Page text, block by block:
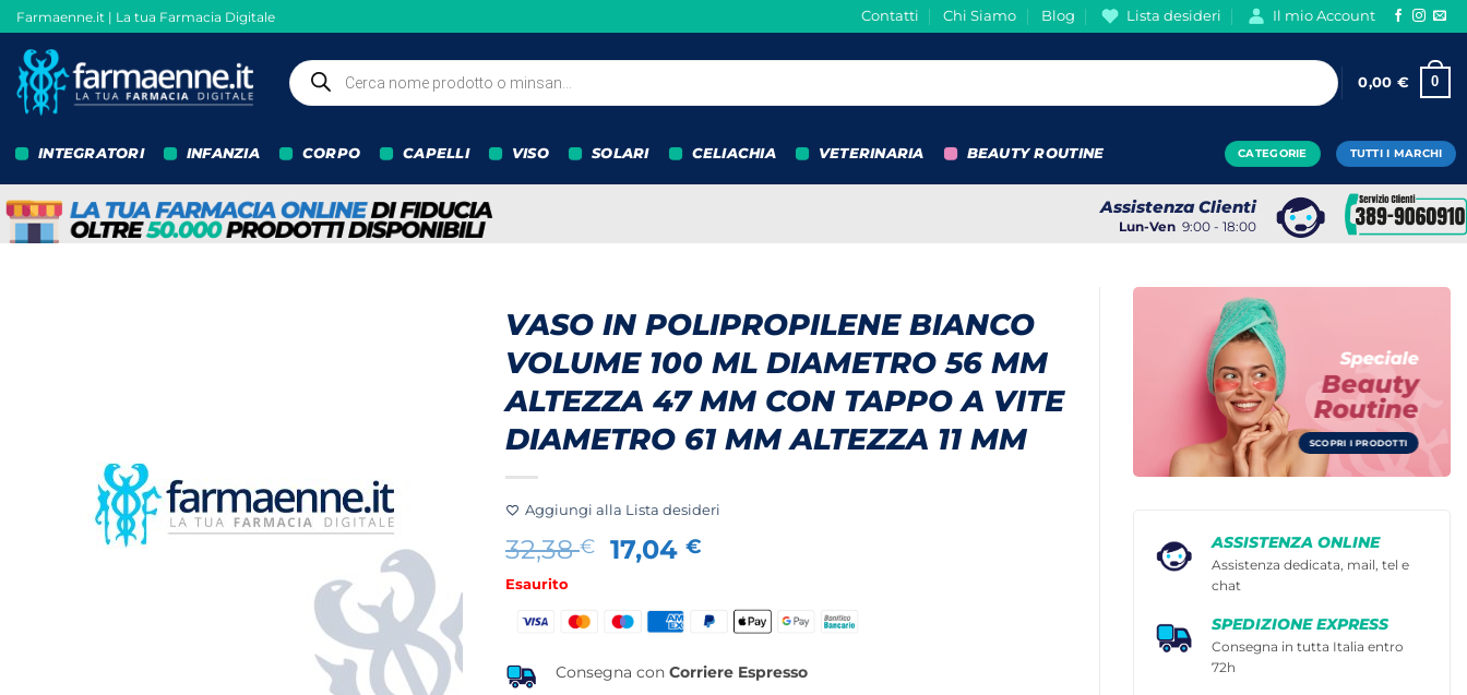
Salta
ai
contenuti
Farmaenne.it | La tua Farmacia Digitale Contatti Chi Siamo Blog Lista desideri Il mio Account
Ricerca
prodotti
0,00 € 0
INTEGRATORI INFANZIA CORPO CAPELLI VISO SOLARI CELIACHIA VETERINARIA BEAUTY ROUTINE CATEGORIE TUTTI I MARCHI
Assistenza Clienti
Lun-Ven 9:00 - 18:00
VASO IN POLIPROPILENE BIANCO
VOLUME 100 ML DIAMETRO 56 MM
ALTEZZA 47 MM CON TAPPO A VITE
DIAMETRO 61 MM ALTEZZA 11 MM
Aggiungi alla Lista desideri
32,38€
Il
era:
17,04€
attuale
è:
Esaurito
Consegna con Corriere Espresso
Speciale
Beauty
Routine
SCOPRI I PRODOTTI
ASSISTENZA ONLINE
Assistenza dedicata, mail, tel e
chat
SPEDIZIONE EXPRESS
Consegna in tutta Italia entro
72h